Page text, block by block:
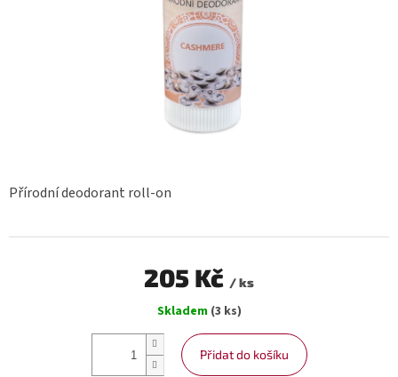
Přírodní deodorant roll-on
205 Kč / ks
cena:
Skladem (3 ks)
Přidat do košíku